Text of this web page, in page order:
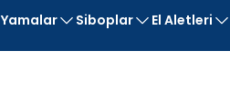
Yamalar Siboplar El Aletleri